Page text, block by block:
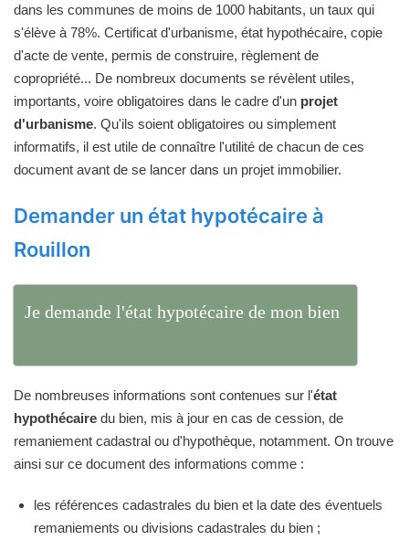
dans les communes de moins de 1000 habitants, un taux qui
s'élève à 78%. Certificat d'urbanisme, état hypothécaire, copie
d'acte de vente, permis de construire, règlement de
copropriété... De nombreux documents se révèlent utiles,
importants, voire obligatoires dans le cadre d'un projet
d'urbanisme. Qu'ils soient obligatoires ou simplement
informatifs, il est utile de connaître l'utilité de chacun de ces
document avant de se lancer dans un projet immobilier.
Demander un état hypotécaire à
Rouillon
Je demande l'état hypotécaire de mon bien
De nombreuses informations sont contenues sur l'état
hypothécaire du bien, mis à jour en cas de cession, de
remaniement cadastral ou d'hypothèque, notamment. On trouve
ainsi sur ce document des informations comme :
les références cadastrales du bien et la date des éventuels
remaniements ou divisions cadastrales du bien ;